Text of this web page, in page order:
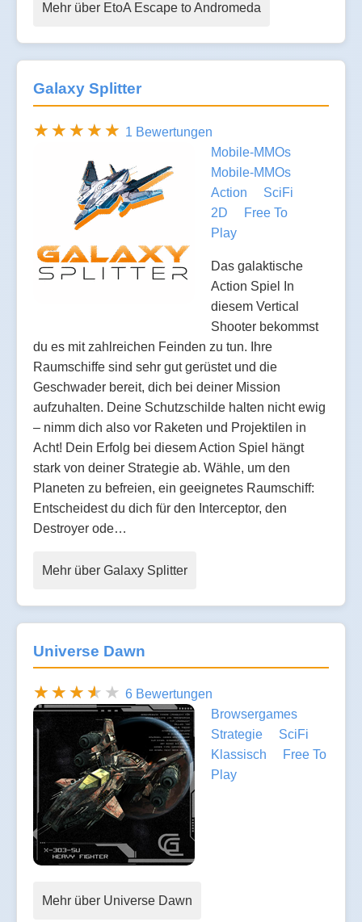
Mehr über EtoA Escape to Andromeda
Galaxy Splitter
1 Bewertungen
Mobile-MMOs
Mobile-MMOs
Action
SciFi
2D
Free To
Play
Das galaktische
Action Spiel In
diesem Vertical
Shooter bekommst
du es mit zahlreichen Feinden zu tun. Ihre
Raumschiffe sind sehr gut gerüstet und die
Geschwader bereit, dich bei deiner Mission
aufzuhalten. Deine Schutzschilde halten nicht ewig
– nimm dich also vor Raketen und Projektilen in
Acht! Dein Erfolg bei diesem Action Spiel hängt
stark von deiner Strategie ab. Wähle, um den
Planeten zu befreien, ein geeignetes Raumschiff:
Entscheidest du dich für den Interceptor, den
Destroyer ode…
Mehr über Galaxy Splitter
Universe Dawn
6 Bewertungen
Browsergames
Strategie
SciFi
Klassisch
Free To
Play
Mehr über Universe Dawn